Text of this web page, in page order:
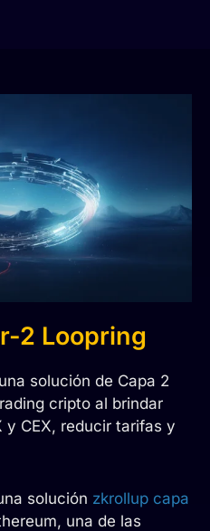
2 Loopring
solución de Capa 2
cripto al brindar
y CEX, reducir tarifas y
solución zkrollup capa
una de las